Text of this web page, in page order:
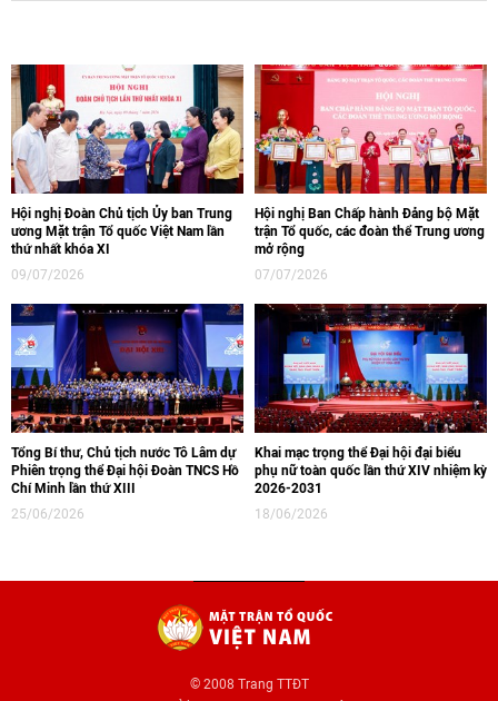
Hội nghị Đoàn Chủ tịch Ủy ban Trung
ương Mặt trận Tổ quốc Việt Nam lần
thứ nhất khóa XI
09/07/2026
Hội nghị Ban Chấp hành Đảng bộ Mặt
trận Tổ quốc, các đoàn thể Trung ương
mở rộng
07/07/2026
Tổng Bí thư, Chủ tịch nước Tô Lâm dự
Phiên trọng thể Đại hội Đoàn TNCS Hồ
Chí Minh lần thứ XIII
25/06/2026
Khai mạc trọng thể Đại hội đại biểu
phụ nữ toàn quốc lần thứ XIV nhiệm kỳ
2026-2031
18/06/2026
© 2008 Trang TTĐT